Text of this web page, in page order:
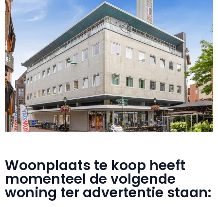
Woonplaats te koop heeft
momenteel de volgende
woning ter advertentie staan: